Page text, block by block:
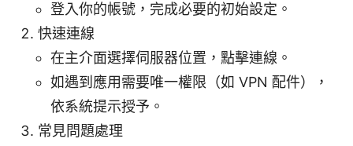
登入你的帳號，完成必要的初始設定。
快速連線
在主介面選擇伺服器位置，點擊連線。
如遇到應用需要唯一權限（如 VPN 配件），
依系統提示授予。
常見問題處理